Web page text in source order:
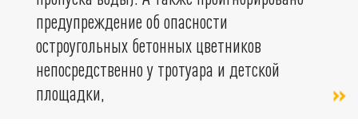
предупреждение об опасности
остроугольных бетонных цветников
непосредственно у тротуара и детской
площадки,